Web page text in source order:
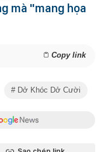
mà "mang họa
Copy link
Dở Khóc Dở Cười